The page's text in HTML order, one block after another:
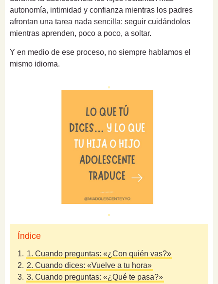
autonomía, intimidad y confianza mientras los padres
afrontan una tarea nada sencilla: seguir cuidándolos
mientras aprenden, poco a poco, a soltar.
Y en medio de ese proceso, no siempre hablamos el
mismo idioma.
Índice
1. 1. Cuando preguntas: «¿Con quién vas?»
2. 2. Cuando dices: «Vuelve a tu hora»
3. 3. Cuando preguntas: «¿Qué te pasa?»